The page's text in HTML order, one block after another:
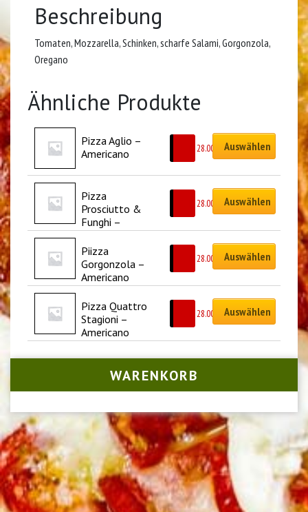
Beschreibung
Tomaten, Mozzarella, Schinken, scharfe Salami, Gorgonzola,
Oregano
Ähnliche Produkte
Pizza Aglio –
Americano
28.00 Auswählen
Pizza
Prosciutto &
Funghi –
Americano
28.00 Auswählen
Piizza
Gorgonzola –
Americano
28.00 Auswählen
Pizza Quattro
Stagioni –
Americano
28.00 Auswählen
WARENKORB